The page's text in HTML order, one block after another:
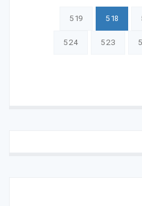
518
519
523
524